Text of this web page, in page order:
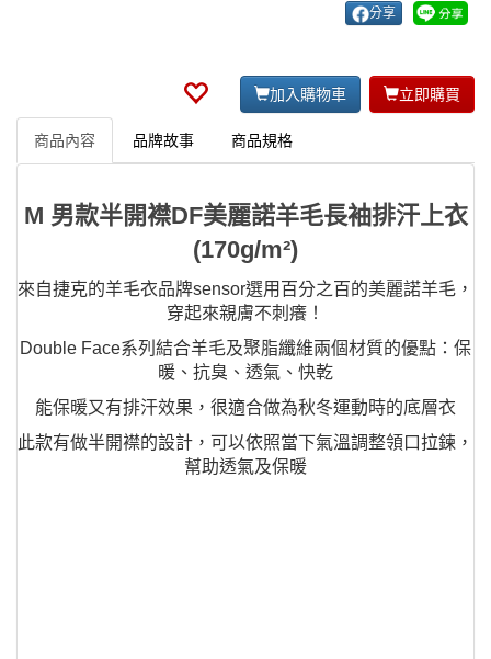
分享
加入購物車 立即購買
商品內容 品牌故事 商品規格
M 男款半開襟DF美麗諾羊毛長袖排汗上衣
(170g/m²)
來自捷克的羊毛衣品牌sensor選用百分之百的美麗諾羊毛，
穿起來親膚不刺癢！
Double Face系列結合羊毛及聚脂纖維兩個材質的優點：保
暖、抗臭、透氣、快乾
能保暖又有排汗效果，很適合做為秋冬運動時的底層衣
此款有做半開襟的設計，可以依照當下氣溫調整領口拉鍊，
幫助透氣及保暖